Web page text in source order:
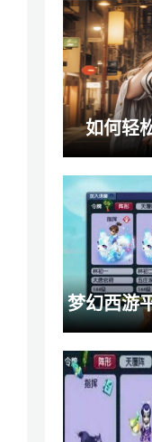
如何轻
梦幻西游
秒七